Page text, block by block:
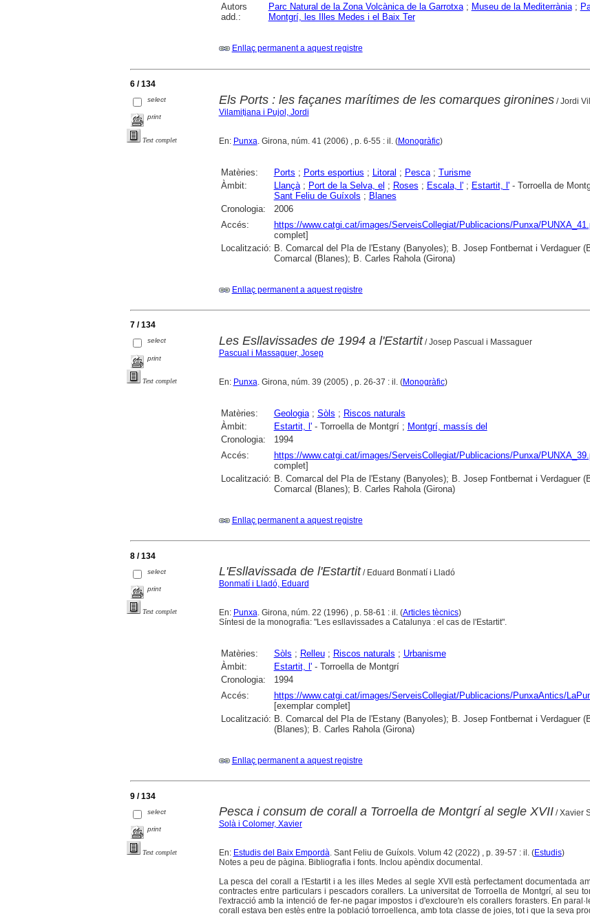
Autors
add.:
Parc Natural de la Zona Volcànica de la Garrotxa; Museu de la Mediterrània;
Montgrí, les Illes Medes i el Baix Ter
Enllaç permanent a aquest registre
6 / 134
select
print
Text complet
Els Ports : les façanes marítimes de les comarques gironines/ Jordi
Vilamitjana i Pujol, Jordi
En: Punxa . Girona, núm. 41 (2006) , p. 6-55 : il. (Monogràfic)
Matèries: Ports ; Ports esportius ; Litoral ; Pesca; Turisme
Àmbit:
Llançà; Port de la Selva, el ; Roses ; Escala, l'; Estartit, l'- Torroella de
Sant Feliu de Guíxols ; Blanes
Cronologia:
2006
Accés:
https://www.catgi.cat/images/ServeisCollegiat/Publicacions/Punxa/
complet]
Localització: B. Comarcal del Pla de l'Estany (Banyoles); B. Josep Fontbernat i Verdaguer
Comarcal (Blanes); B. Carles Rahola (Girona)
Enllaç permanent a aquest registre
7 / 134
select
print
Text complet
Les Esllavissades de 1994 a l'Estartit/ Josep Pascual i Massaguer
Pascual i Massaguer, Josep
En: Punxa . Girona, núm. 39 (2005) , p. 26-37 : il. (Monogràfic)
Matèries: Geologia; Sòls ; Riscos naturals
Àmbit:
Estartit, l'- Torroella de Montgrí ; Montgrí, massís del
Cronologia:
1994
Accés:
https://www.catgi.cat/images/ServeisCollegiat/Publicacions/Punxa/
complet]
Localització: B. Comarcal del Pla de l'Estany (Banyoles); B. Josep Fontbernat i Verdaguer
Comarcal (Blanes); B. Carles Rahola (Girona)
Enllaç permanent a aquest registre
8 / 134
select
print
Text complet
L'Esllavissada de l'Estartit/ Eduard Bonmatí i Lladó
Bonmatí i Lladó, Eduard
En: Punxa . Girona, núm. 22 (1996) , p. 58-61 : il. (Articles tècnics)
Síntesi de la monografia: "Les esllavissades a Catalunya : el cas de l'Estartit".
Matèries: Sòls ; Relleu; Riscos naturals ; Urbanisme
Àmbit:
Estartit, l'- Torroella de Montgrí
Cronologia:
1994
Accés:
https://www.catgi.cat/images/ServeisCollegiat/Publicacions/PunxaAntics/
[exemplar complet]
Localització: B. Comarcal del Pla de l'Estany (Banyoles); B. Josep Fontbernat i Verdaguer
(Blanes); B. Carles Rahola (Girona)
Enllaç permanent a aquest registre
9 / 134
select
print
Text complet
Pesca i consum de corall a Torroella de Montgrí al segle XVII/ Xavier
Solà i Colomer, Xavier
En: Estudis del Baix Empordà. Sant Feliu de Guíxols. Volum 42 (2022) , p. 39-57 : il. (Estudis)
Notes a peu de pàgina. Bibliografia i fonts. Inclou apèndix documental.
La pesca del corall a l'Estartit i a les illes Medes al segle XVII està perfectament documentada
contractes entre particulars i pescadors corallers. La universitat de Torroella de Montgrí, al seu
l'extracció amb la intenció de fer-ne pagar impostos i d'excloure'n els corallers forasters. En
corall estava ben estès entre la població torroellenca, amb tota classe de joies, tot i que la seva